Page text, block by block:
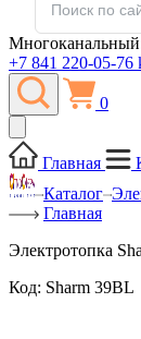
+7 841 220-05-76
0
Главная
Каталог
Главная
Электротопка
Код: Sharm 39BL